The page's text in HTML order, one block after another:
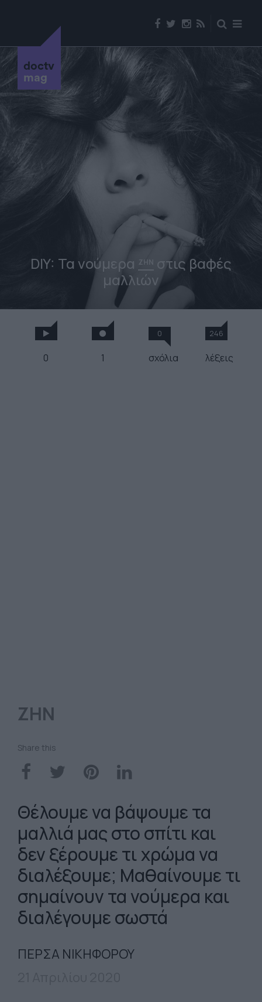
doctv
mag
DIY: Τα νούμερα ΖΗΝ
στις βαφές
μαλλιών
0 1
0
σχόλια
246
λέξεις
ΖΗΝ
Share this
Θέλουμε να βάψουμε τα
μαλλιά μας στο σπίτι και
δεν ξέρουμε τι χρώμα να
διαλέξουμε; Μαθαίνουμε τι
σημαίνουν τα νούμερα και
διαλέγουμε σωστά
ΠΕΡΣΑ ΝΙΚΗΦΟΡΟΥ